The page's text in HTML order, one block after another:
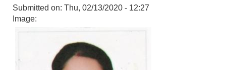
Submitted on: Thu, 02/13/2020 - 12:27
Image: